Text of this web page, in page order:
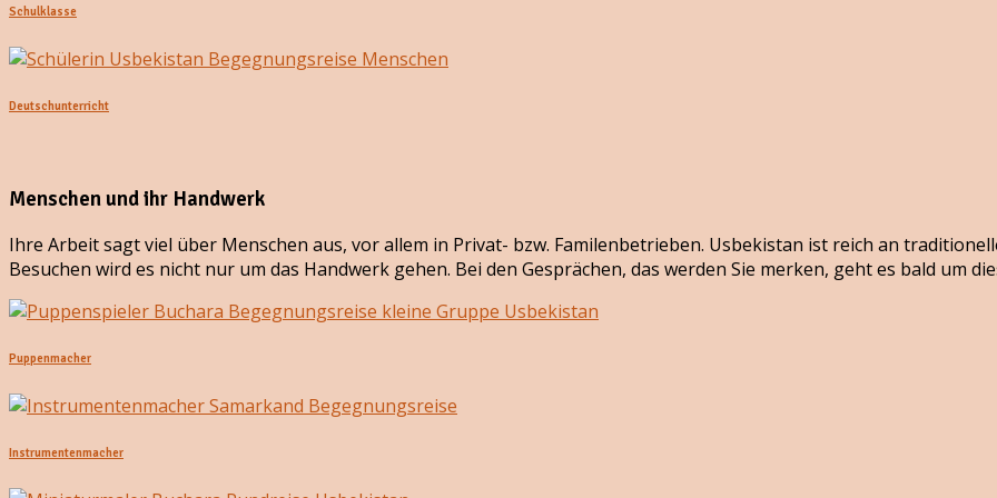
Schulklasse
Deutschunterricht
Menschen und ihr Handwerk
Ihre Arbeit sagt viel über Menschen aus, vor allem in Privat- bzw. Familenbetrieben. Usbekistan ist reich an
Besuchen wird es nicht nur um das Handwerk gehen. Bei den Gesprächen, das werden Sie merken, geht es bald um
Puppenmacher
Instrumentenmacher